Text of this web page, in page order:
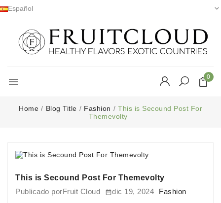
Español 
 0
Home Blog Title Fashion
This is Secound Post For
Themevolty
This is Secound Post For Themevolty
Publicado porFruit Cloud dic 19, 2024
Fashion